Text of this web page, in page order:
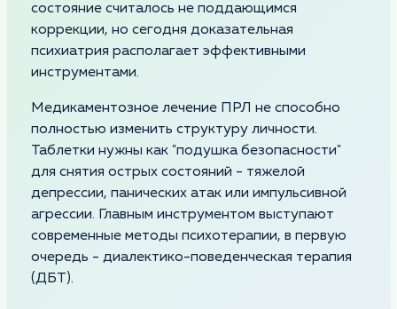
состояние считалось не поддающимся
коррекции, но сегодня доказательная
психиатрия располагает эффективными
инструментами.
Медикаментозное лечение ПРЛ не способно
полностью изменить структуру личности.
Таблетки нужны как "подушка безопасности"
для снятия острых состояний - тяжелой
депрессии, панических атак или импульсивной
агрессии. Главным инструментом выступают
современные методы психотерапии, в первую
очередь - диалектико-поведенческая терапия
(ДБТ).